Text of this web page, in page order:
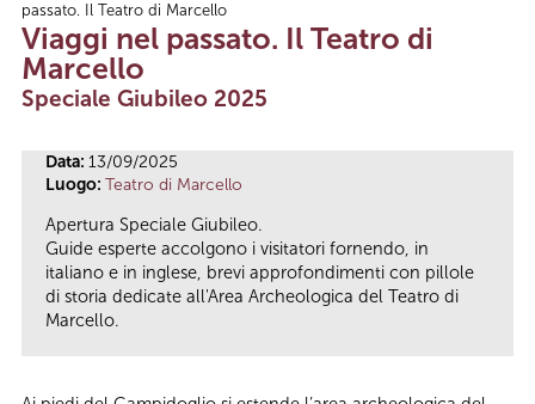
Tu sei qui
passato. Il Teatro di Marcello
Viaggi nel passato. Il Teatro di
Marcello
Speciale Giubileo 2025
Data: 13/09/2025
Luogo: Teatro di Marcello
Apertura Speciale Giubileo.
Guide esperte accolgono i visitatori fornendo, in
italiano e in inglese, brevi approfondimenti con pillole
di storia dedicate all'Area Archeologica del Teatro di
Marcello.